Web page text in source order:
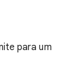
para um